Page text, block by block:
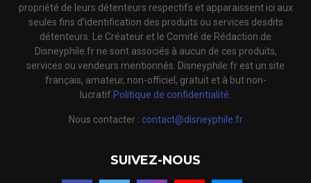
propriété de leurs détenteurs respectifs et apparaissent ici aux
seules fins d'identification des produits ou services desdits
détenteurs. Le Créateur et le Comité de Rédaction de
Disneyphile.fr ne sont associés à aucun de ces produits,
services ou vendeurs mentionnés. Disneyphile.fr est un site
français, amateur, non-officiel, gratuit et à but non-
lucratif.Politique de confidentialité.
Nous contacter : contact@disneyphile.fr
SUIVEZ-NOUS